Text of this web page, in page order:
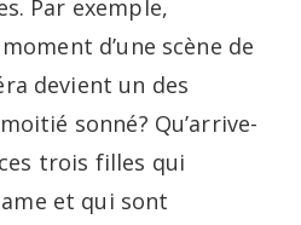
Par exemple,
d’une scène de
devient un des
sonné? Qu’arrive-
trois filles qui
et qui sont